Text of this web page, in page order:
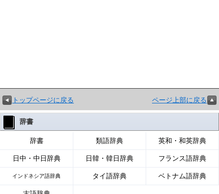
トップページに戻る ページ上部に戻る
辞書
辞書 類語辞典 英和・和英辞典
日中・中日辞典 日韓・韓日辞典 フランス語辞典
インドネシア語辞典 タイ語辞典 ベトナム語辞典